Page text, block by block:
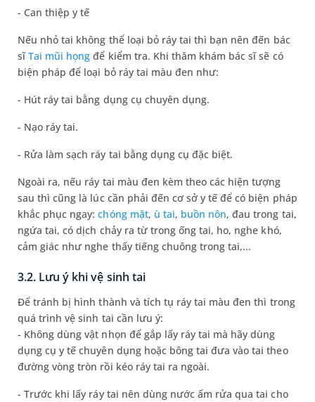
- Can thiệp y tế
Nếu nhỏ tai không thể loại bỏ ráy tai thì bạn nên đến bác
sĩTai mũi họng để kiểm tra. Khi thăm khám bác sĩ sẽ có
biện pháp để loại bỏ ráy tai màu đen như:
- Hút ráy tai bằng dụng cụ chuyên dụng.
- Nạo ráy tai.
- Rửa làm sạch ráy tai bằng dụng cụ đặc biệt.
Ngoài ra, nếu ráy tai màu đen kèm theo các hiện tượng
sau thì cũng là lúc cần phải đến cơ sở y tế để có biện pháp
khắc phục ngay:chóng mặt, ù tai, buồn nôn, đau trong tai,
ngứa tai, có dịch chảy ra từ trong ống tai, ho, nghe khó,
cảm giác như nghe thấy tiếng chuông trong tai,...
3.2. Lưu ý khi vệ sinh tai
Để tránh bị hình thành và tích tụ ráy tai màu đen thì trong
quá trình vệ sinh tai cần lưu ý:
- Không dùng vật nhọn để gắp lấy ráy tai mà hãy dùng
dụng cụ y tế chuyên dụng hoặc bông tai đưa vào tai theo
đường vòng tròn rồi kéo ráy tai ra ngoài.
- Trước khi lấy ráy tai nên dùng nước ấm rửa qua tai cho